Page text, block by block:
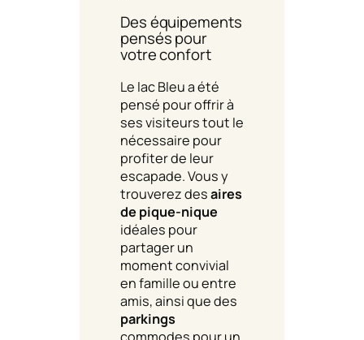
Des équipements
pensés pour
votre confort
Le lac Bleu a été
pensé pour offrir à
ses visiteurs tout le
nécessaire pour
profiter de leur
escapade. Vous y
trouverez desaires
de pique-nique
idéales pour
partager un
moment convivial
en famille ou entre
amis, ainsi que des
parkings